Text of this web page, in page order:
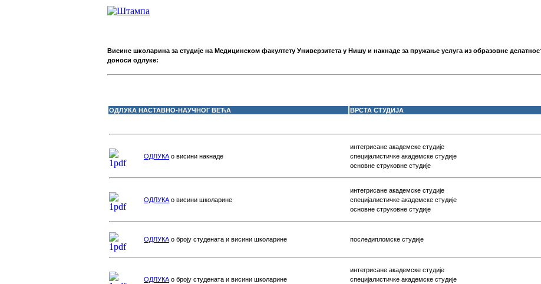
Висине школарина за студије на Медицинском факултету Универзитета у Нишу и накнаде за пружање услуга из образовне
доноси одлуке:
ОДЛУКА НАСТАВНО-НАУЧНОГ ВЕЋА ВРСТА СТУДИЈА
ОДЛУКА о висини накнаде
интегрисане академске студије
специјалистичке академске студије
основне струковне студије
ОДЛУКА о висини школарине
интегрисане академске студије
специјалистичке академске студије
основне струковне студије
ОДЛУКА о броју студената и висини школарине последипломске студије
ОДЛУКА о броју студената и висини школарине
интегрисане академске студије
специјалистичке академске студије